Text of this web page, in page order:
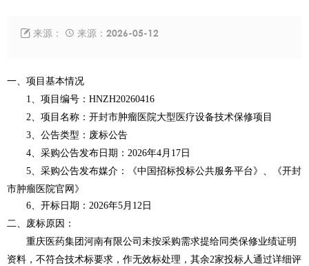
 来源：  来源：2026-05-12
一、项目基本情况
1、项目编号：HNZH20260416
2、项目名称： 开封市肿瘤医院大型医疗设备技术保修项目
3、公告类型：废标公告
4、采购公告发布日期：2026年4月17日
5、采购公告发布媒介：
《中国招标投标公共服务平台》、《开封
市肿瘤医院官网》
6、开标日期：2026年5月12日
二、废标原因：
重庆医药集团河南有限公司未按采购需求提给同类保修业绩证明
资料，不符合技术标要求，作无效标处理，其余2家投标人通过详细评